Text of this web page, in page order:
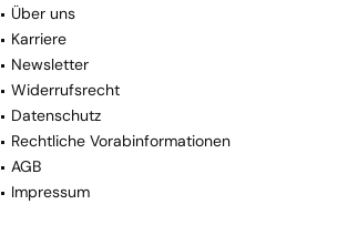
Über uns
Karriere
Newsletter
Widerrufsrecht
Datenschutz
Rechtliche Vorabinformationen
AGB
Impressum